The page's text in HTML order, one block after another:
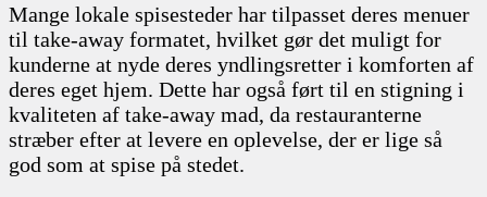
Mange lokale spisesteder har tilpasset deres menuer
til take-away formatet, hvilket gør det muligt for
kunderne at nyde deres yndlingsretter i komforten af
deres eget hjem. Dette har også ført til en stigning i
kvaliteten af take-away mad, da restauranterne
stræber efter at levere en oplevelse, der er lige så
god som at spise på stedet.